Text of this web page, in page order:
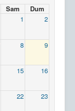
Sam
Dum
1 2
8 9
15 16
22 23